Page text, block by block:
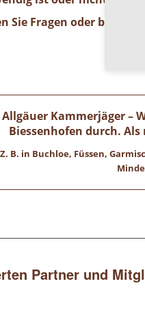
Sie Fragen oder
Allgäuer Kammerjäger –
Biessenhofen durch.
Z. B. in Buchloe, Füssen,
Partner und